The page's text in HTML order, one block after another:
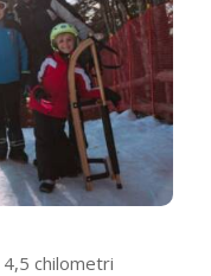
4,5 chilometri